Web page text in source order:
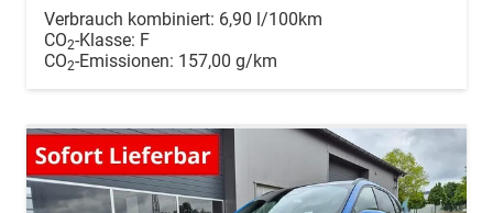
Verbrauch kombiniert: 6,90 l/100km
CO2-Klasse: F
CO2-Emissionen: 157,00 g/km